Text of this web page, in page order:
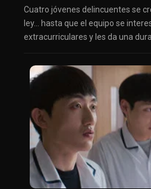
Cuatro jóvenes delincuentes se
ley… hasta que el equipo se
extracurriculares y les da una